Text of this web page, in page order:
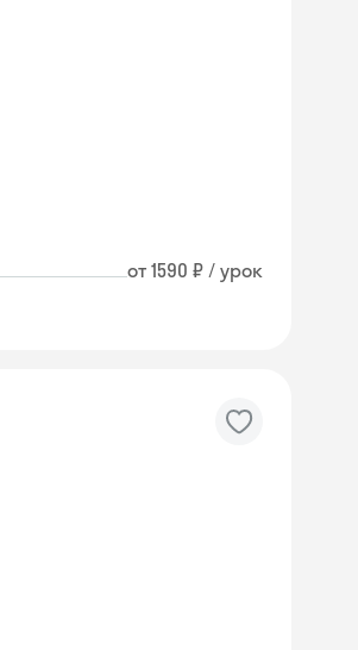
от 1590 ₽ / урок